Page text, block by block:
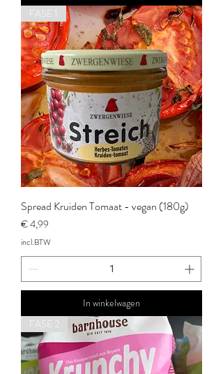
FASE 1
Spread Kruiden Tomaat - vegan (180g)
Prijs
€ 4,99
incl.BTW
In winkelwagen
FASE 2